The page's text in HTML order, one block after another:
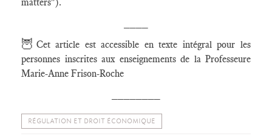
🦉 Cet article est accessible en texte intégral pour les
personnes inscrites aux enseignements de la Professeure
Marie-Anne Frison-Roche
RÉGULATION ET DROIT ÉCONOMIQUE